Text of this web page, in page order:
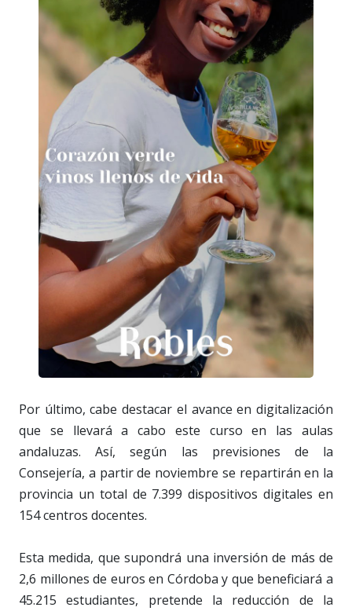
Por último, cabe destacar el avance en digitalización
que se llevará a cabo este curso en las aulas
andaluzas. Así, según las previsiones de la
Consejería, a partir de noviembre se repartirán en la
provincia un total de 7.399 dispositivos digitales en
154 centros docentes.
Esta medida, que supondrá una inversión de más de
2,6 millones de euros en Córdoba y que beneficiará a
45.215 estudiantes, pretende la reducción de la